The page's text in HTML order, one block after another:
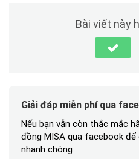
Bài viết này
Giải đáp miễn phí qua
Nếu bạn vẫn còn thắc mắc
đồng MISA qua facebook
nhanh chóng